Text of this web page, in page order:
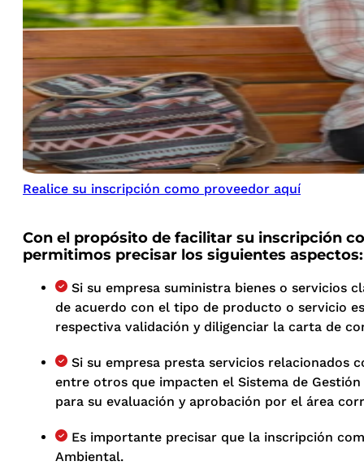
Realice su inscripción como proveedor aquí
Con el propósito de facilitar su inscripción
permitimos precisar los siguientes aspectos:
Si su empresa suministra bienes o servicios
de acuerdo con el tipo de producto o servicio
respectiva validación y diligenciar la carta de
Si su empresa presta servicios relacionados
entre otros que impacten el Sistema de
para su evaluación y aprobación por el área
Es importante precisar que la inscripción
Ambiental.